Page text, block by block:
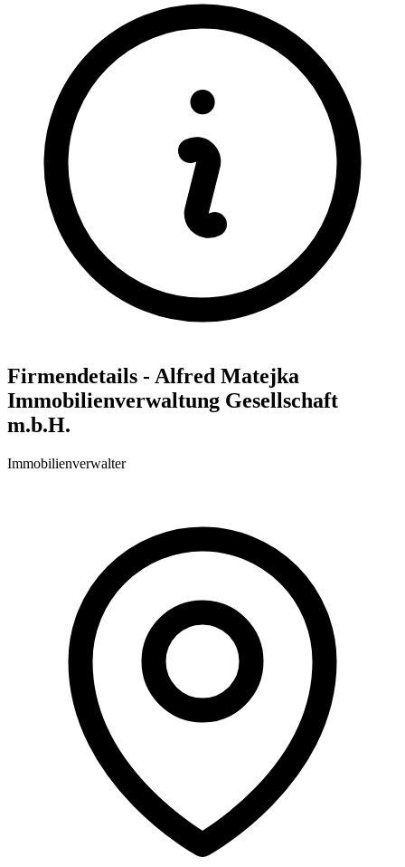
Firmendetails - Alfred Matejka
Immobilienverwaltung Gesellschaft
m.b.H.
Immobilienverwalter